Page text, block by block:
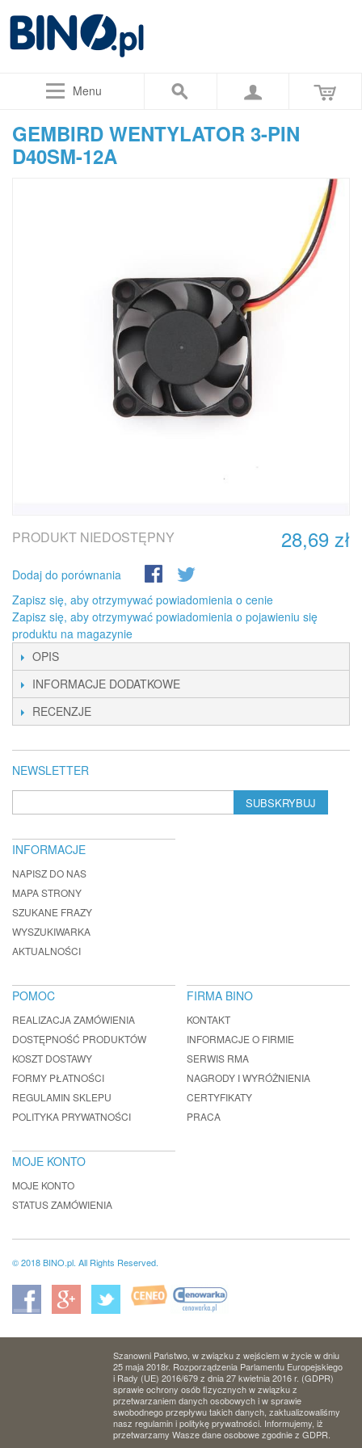
Menu
GEMBIRD WENTYLATOR 3-PIN
D40SM-12A
28,69 zł
PRODUKT NIEDOSTĘPNY
Dodaj do porównania
Zapisz się, aby otrzymywać powiadomienia o cenie
Zapisz się, aby otrzymywać powiadomienia o pojawieniu się
produktu na magazynie
OPIS
INFORMACJE DODATKOWE
RECENZJE
NEWSLETTER
SUBSKRYBUJ
INFORMACJE
NAPISZ DO NAS
MAPA STRONY
SZUKANE FRAZY
WYSZUKIWARKA
AKTUALNOŚCI
POMOC
REALIZACJA ZAMÓWIENIA
DOSTĘPNOŚĆ PRODUKTÓW
KOSZT DOSTAWY
FORMY PŁATNOŚCI
REGULAMIN SKLEPU
POLITYKA PRYWATNOŚCI
FIRMA BINO
KONTAKT
INFORMACJE O FIRMIE
SERWIS RMA
NAGRODY I WYRÓŻNIENIA
CERTYFIKATY
PRACA
MOJE KONTO
MOJE KONTO
STATUS ZAMÓWIENIA
© 2018 BINO.pl. All Rights Reserved.
Szanowni Państwo, w związku z wejściem w życie w dniu
25 maja 2018r. Rozporządzenia Parlamentu Europejskiego
i Rady (UE) 2016/679 z dnia 27 kwietnia 2016 r. (GDPR)
sprawie ochrony osób fizycznych w związku z
przetwarzaniem danych osobowych i w sprawie
swobodnego przepływu takich danych, zaktualizowaliśmy
nasz regulamin i politykę prywatności. Informujemy, iż
przetwarzamy Wasze dane osobowe zgodnie z GDPR.